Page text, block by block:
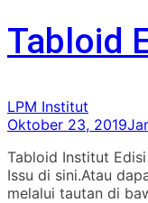
Tabloid
LPM Institut
Oktober 23, 2019
Tabloid Institut
Issu di sini.Atau
melalui tautan di